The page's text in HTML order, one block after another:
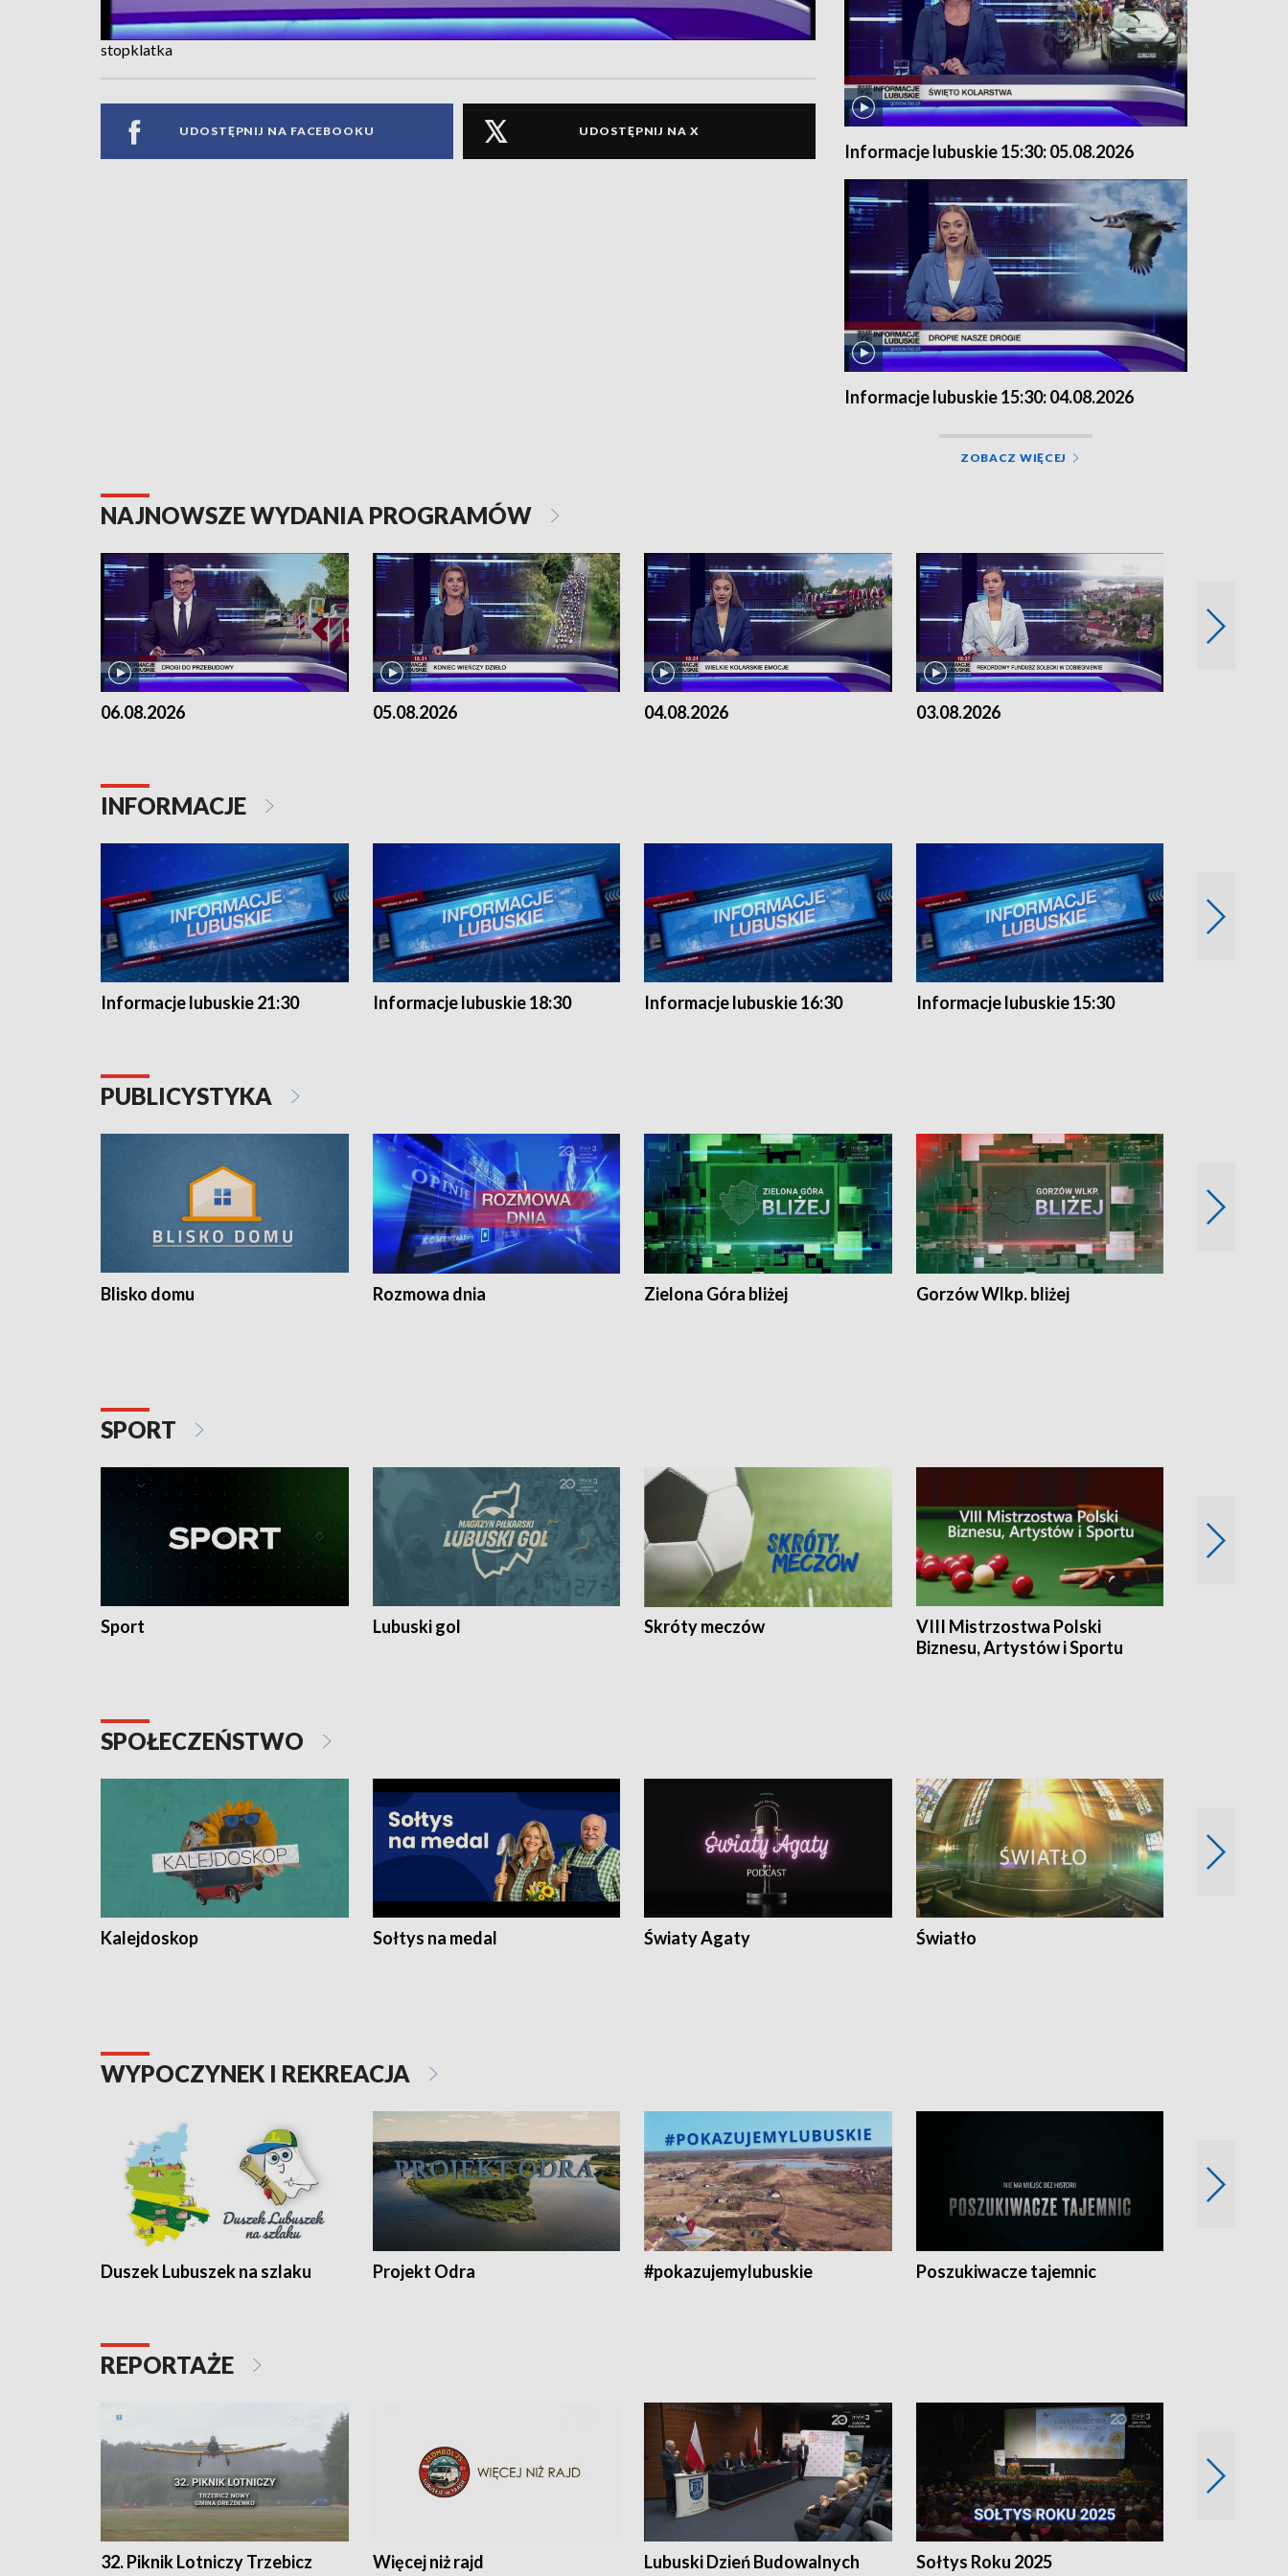
stopklatka
UDOSTĘPNIJ NA FACEBOOKU UDOSTĘPNIJ NA X
Informacje lubuskie 15:30: 05.08.2026
Informacje lubuskie 15:30: 04.08.2026
ZOBACZ WIĘCEJ
NAJNOWSZE WYDANIA PROGRAMÓW
06.08.2026 05.08.2026 04.08.2026 03.08.2026
INFORMACJE
Informacje lubuskie 21:30 Informacje lubuskie 18:30 Informacje lubuskie 16:30 Informacje lubuskie 15:30
PUBLICYSTYKA
Blisko domu Rozmowa dnia Zielona Góra bliżej Gorzów Wlkp. bliżej
SPORT
Sport Lubuski gol Skróty meczów
VIII Mistrzostwa Polski
Biznesu, Artystów i Sportu
SPOŁECZEŃSTWO
Kalejdoskop Sołtys na medal Światy Agaty Światło
WYPOCZYNEK I REKREACJA
Duszek Lubuszek na szlaku Projekt Odra #pokazujemylubuskie Poszukiwacze tajemnic
REPORTAŻE
32. Piknik Lotniczy Trzebicz
Więcej niż rajd Lubuski Dzień Budowalnych Sołtys Roku 2025